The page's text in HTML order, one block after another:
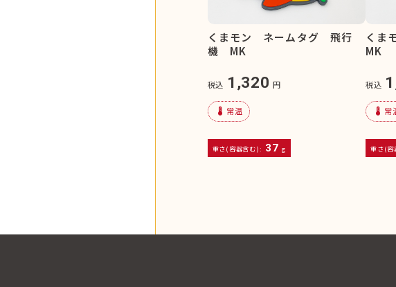
くまモン ネームタグ 飛行
機 MK
税込 1,320 円
device_thermostat 常温
重さ(容器含む): 37 g
くま
MK
税込
device_thermostat 常
重さ(容